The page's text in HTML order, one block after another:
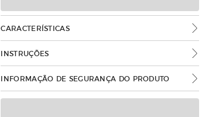
CARACTERÍSTICAS
INSTRUÇÕES
INFORMAÇÃO DE SEGURANÇA DO PRODUTO